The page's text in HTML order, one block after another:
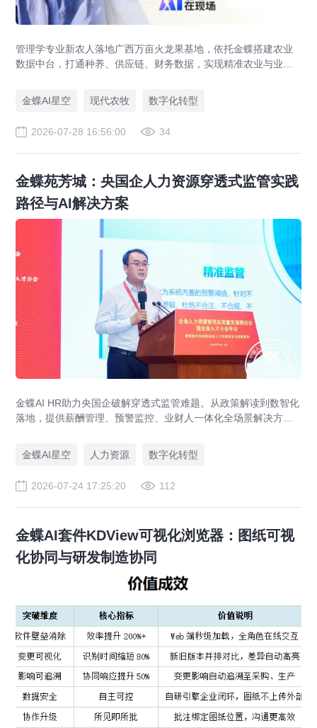
管理学专业新农人落地广西万亩火龙果基地，依托金蝶搭建农业
数据中台，打通种养、供应链、财务数据，实现精准农业与业财
金蝶AI星空
现代农牧 数字化转型
2026-07-28 16:56:00 34
金蝶苑芳城：央国企人力资源穿透式监管实践
路径与AI解决方案
金蝶AI HR助力央国企破解穿透式监管难题。从政策解读到数智化
落地，提供薪酬管理、预警监控、业财人一体化全场景解决方
金蝶AI星空
人力资源 数字化转型
2026-07-24 17:25:20 112
金蝶AI套件KDView可视化浏览器：图纸可视
化协同与研发制造协同